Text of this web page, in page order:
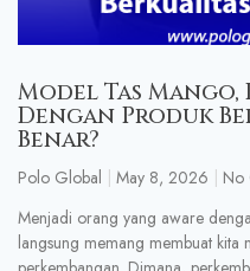
Model Tas
Dengan Produk
Benar?
Polo Global May 8, 2026
No
Menjadi orang yang aware
langsung memang membuat kita